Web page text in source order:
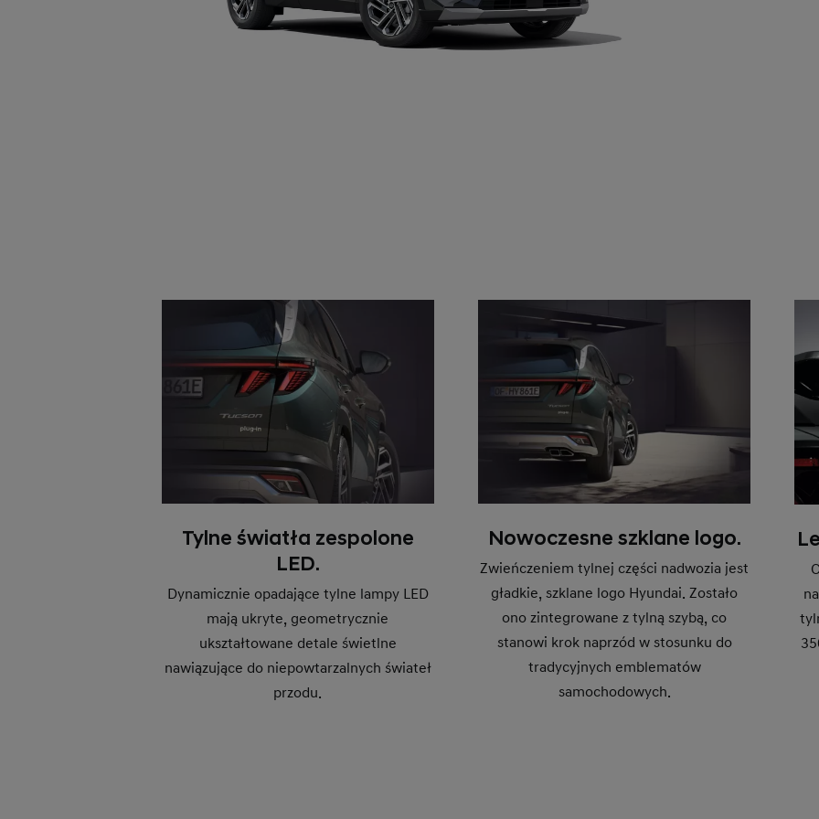
Tylne światła zespolone
LED.
Dynamicznie opadające tylne lampy LED
mają ukryte, geometrycznie
ukształtowane detale świetlne
nawiązujące do niepowtarzalnych świateł
przodu.
Nowoczesne szklane logo.
Zwieńczeniem tylnej części nadwozia jest
gładkie, szklane logo Hyundai. Zostało
ono zintegrowane z tylną szybą, co
stanowi krok naprzód w stosunku do
tradycyjnych emblematów
samochodowych.